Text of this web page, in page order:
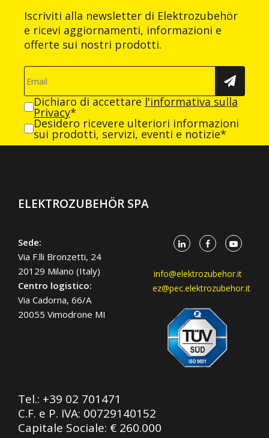
Iscriviti alla newsletter di Elektrozubehör
e ricevi aggiornamenti, informazioni e
offerte sui nostri prodotti.
Dichiaro di accettare l'informativa sulla
Privacy*
Desidero ricevere ulteriori informazioni
sui prodotti, servizi, eventi e notizie*
ELEKTROZUBEHÖR SPA
Sede:
Via F.lli Bronzetti, 24
20129 Milano (Italy)
Centro logistico:
Via Cadorna, 66/A
20055 Vimodrone MI
info@elektrozubehor.it
ez@pec.elektrozubehor.it
Tel.: +39 02 701471
C.F. e P. IVA: 00729140152
Capitale Sociale: € 260.000